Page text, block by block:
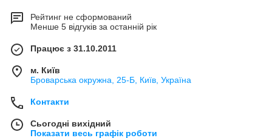
Рейтинг не сформований
Менше 5 відгуків за останній рік
Працює з 31.10.2011
м. Київ
Броварська окружна, 25-Б, Київ, Україна
Контакти
Сьогодні вихідний
Показати весь графік роботи